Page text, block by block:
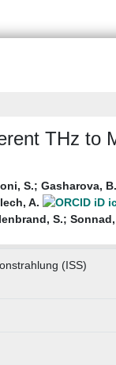
THz to
S.; Gasharova, B.
A.
S.;
(ISS)